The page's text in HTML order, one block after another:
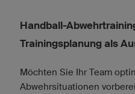
Handball-
Trainingsplanung als
Möchten Sie Ihr Team
Abwehrsituationen